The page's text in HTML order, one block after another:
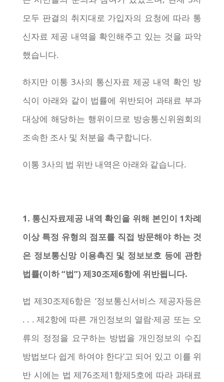
모두 판결의 취지대로 가입자의 요청에 따라 통
신자료 제공 내역을 확인해주고 있는 것을 파악
했습니다.
하지만 이통 3사의 통신자료 제공 내역 확인 방
식이 아래와 같이 법률에 위반되어 과태료 부과
대상에 해당하는 행위이므로 방송통신위원회의
조속한 조사 및 처분을 촉구합니다.
이통 3사의 법 위반 내역은 아래와 같습니다.
1. 통신자료제공 내역 확인을 위해 본인이 1차례
이상 특정 유형의 점포를 직접 방문해야 하는 것
은 정보통신망 이용촉진 및 정보보호 등에 관한
법률(이하 “법”) 제30조제6항에 위반됩니다.
법 제30조제6항은 ‘정보통신서비스 제공자등은
. . . 제2항에 따른 개인정보의 열람·제공 또는 오
류의 정정을 요구하는 방법을 개인정보의 수집
방법보다 쉽게 하여야 한다’고 되어 있고 이를 위
반 시에는 법 제76조제1항제5호에 따라 과태료